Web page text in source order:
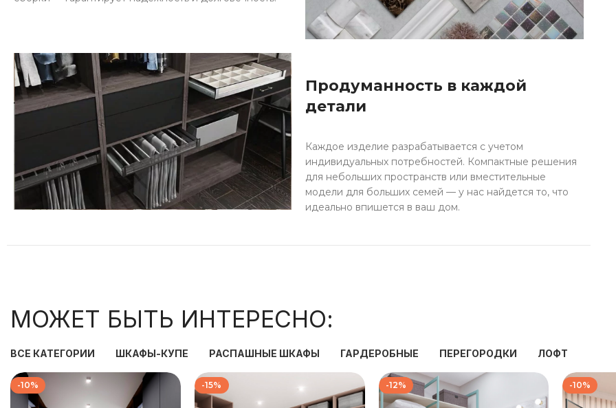
Продуманность в каждой
детали
Каждое изделие разрабатывается с учетом
индивидуальных потребностей. Компактные решения
для небольших пространств или вместительные
модели для больших семей — у нас найдется то, что
идеально впишется в ваш дом.
МОЖЕТ БЫТЬ ИНТЕРЕСНО:
ВСЕ КАТЕГОРИИ ШКАФЫ-КУПЕ РАСПАШНЫЕ ШКАФЫ ГАРДЕРОБНЫЕ ПЕРЕГОРОДКИ ЛОФТ
-10% -15% -12% -10%